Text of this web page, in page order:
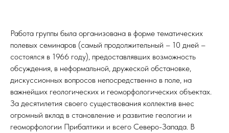
Работа группы была организована в форме тематических
полевых семинаров (самый продолжительный – 10 дней –
состоялся в 1966 году), предоставлявших возможность
обсуждения, в неформальной, дружеской обстановке,
дискуссионных вопросов непосредственно в поле, на
важнейших геологических и геоморфологических объектах.
За десятилетия своего существования коллектив внес
огромный вклад в становление и развитие геологии и
геоморфологии Прибалтики и всего Северо-Запада. В